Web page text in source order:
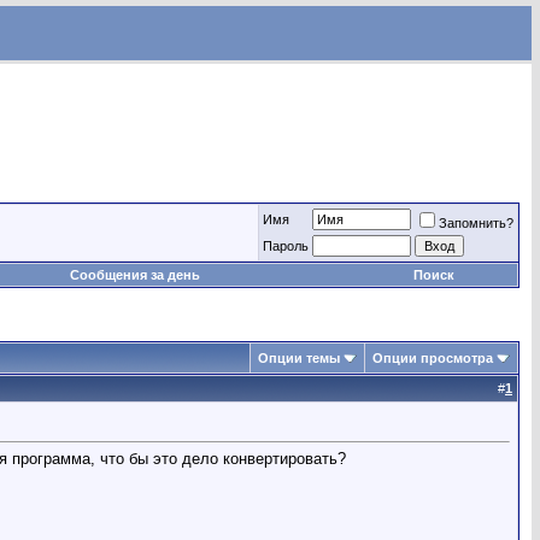
Имя
Запомнить?
Пароль
Сообщения за день
Поиск
Опции темы Опции просмотра
#1
что бы это дело конвертировать?